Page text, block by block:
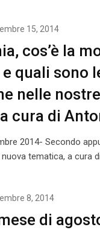
15, 2014
cos’è la
quali sono
nelle
cura di
2014- Secondo
tematica, a cura
8, 2014
di